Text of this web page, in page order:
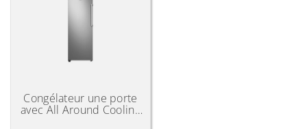
Congélateur une porte
avec All Around Cooling